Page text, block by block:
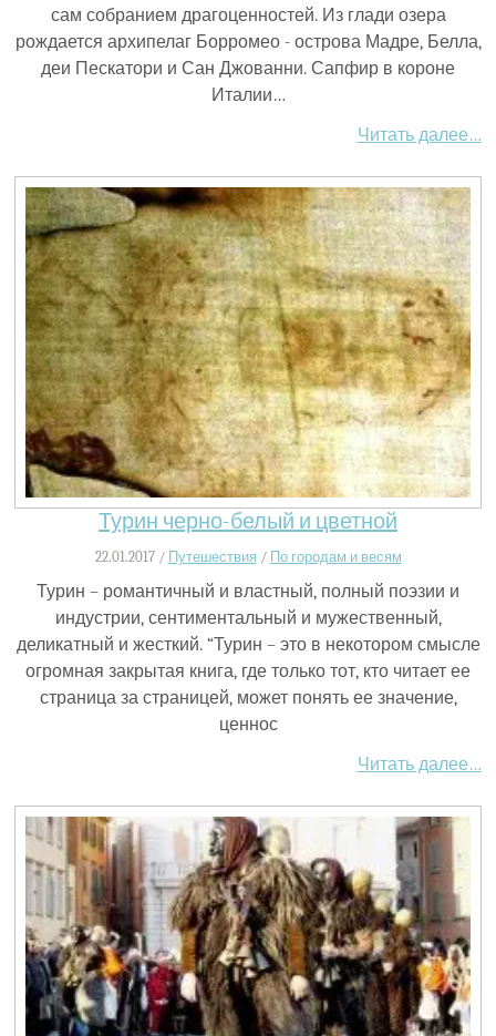
сам собранием драгоценностей. Из глади озера
рождается архипелаг Борромео - острова Мадре, Белла,
деи Пескатори и Сан Джованни. Сапфир в короне
Италии…
Читать далее…
Турин черно-белый и цветной
22.01.2017 / Путешествия / По городам и весям
Турин – романтичный и властный, полный поэзии и
индустрии, сентиментальный и мужественный,
деликатный и жесткий. “Турин – это в некотором смысле
огромная закрытая книга, где только тот, кто читает ее
страница за страницей, может понять ее значение,
ценнос
Читать далее…